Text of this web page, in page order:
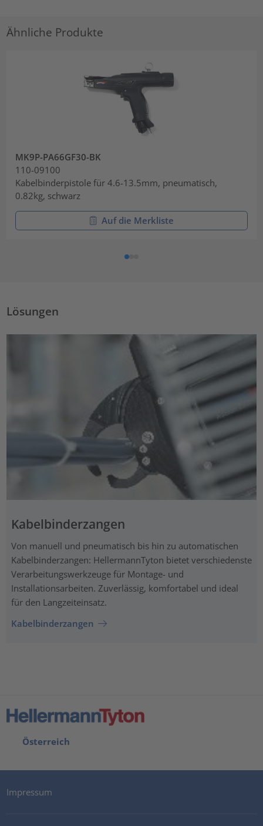
Ähnliche Produkte
MK9P-PA66GF30-BK
110-09100
Kabelbinderpistole für 4.6-13.5mm, pneumatisch,
0.82kg, schwarz
Auf die Merkliste
Lösungen
Kabelbinderzangen
Von manuell und pneumatisch bis hin zu automatischen
Kabelbinderzangen: HellermannTyton bietet verschiedenste
Verarbeitungswerkzeuge für Montage- und
Installationsarbeiten. Zuverlässig, komfortabel und ideal
für den Langzeiteinsatz.
Kabelbinderzangen
Österreich
Impressum